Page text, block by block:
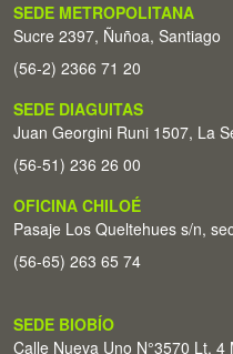
SEDE METROPOLITANA
Sucre 2397, Ñuñoa, Santiago
(56-2) 2366 71 20
SEDE DIAGUITAS
Juan Georgini Runi 1507, La
(56-51) 236 26 00
OFICINA CHILOÉ
Pasaje Los Queltehues s/n,
(56-65) 263 65 74
SEDE BIOBÍO
Calle Nueva Uno N°3570 Lt.